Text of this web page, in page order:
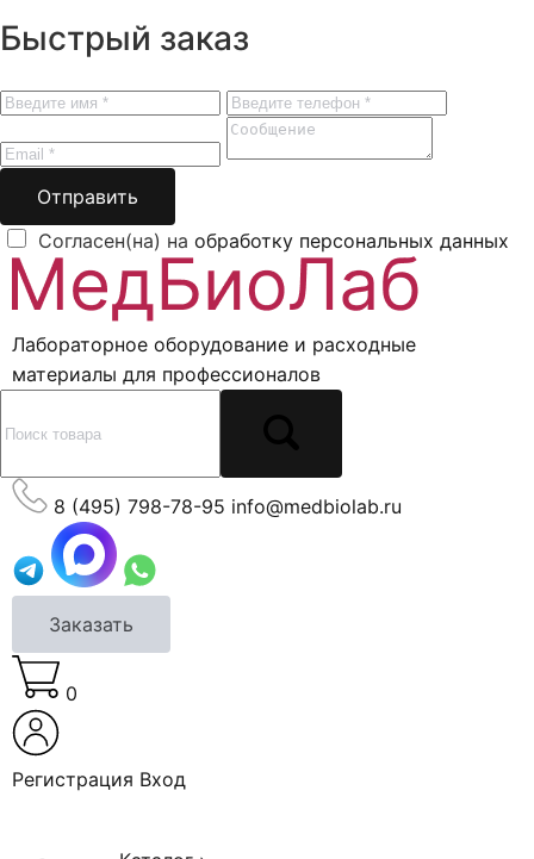
Быстрый заказ
Отправить
Согласен(на) на обработку персональных данных
Лабораторное оборудование и расходные
материалы для профессионалов
8 (495) 798-78-95 info@medbiolab.ru
Заказать
0
Регистрация Вход